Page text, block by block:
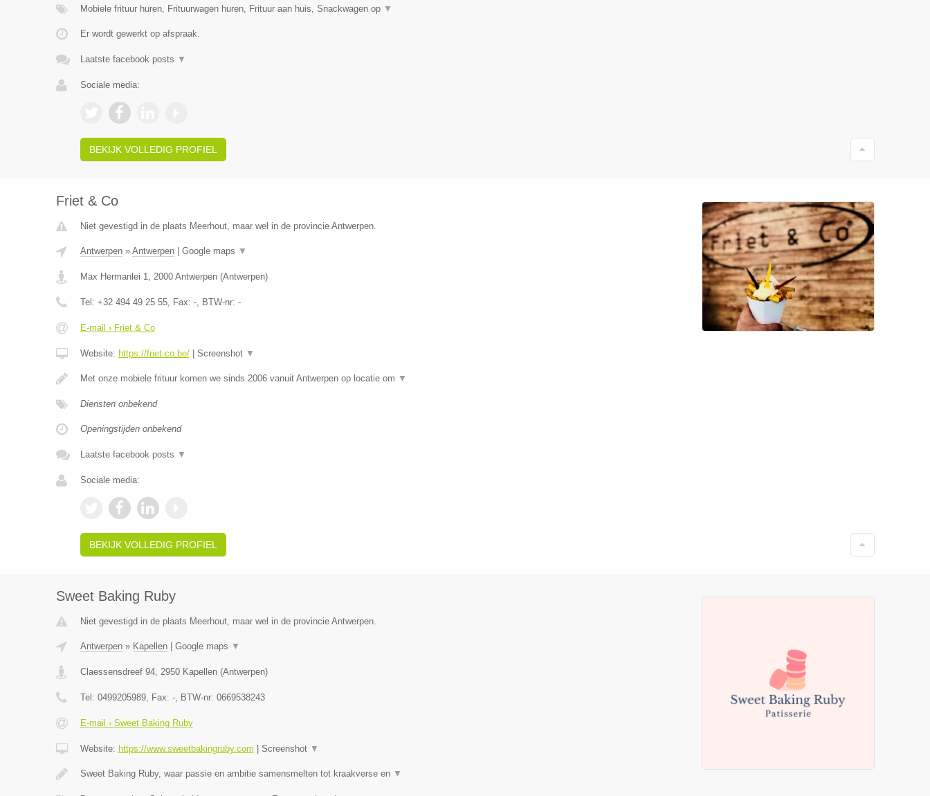
Mobiele frituur huren, Frituurwagen huren, Frituur aan huis, Snackwagen op ▼
Er wordt gewerkt op afspraak.
Laatste facebook posts ▼
Sociale media:
BEKIJK VOLLEDIG PROFIEL
Friet & Co
Niet gevestigd in de plaats Meerhout, maar wel in de provincie Antwerpen.
Antwerpen» Antwerpen| Google maps ▼
Max Hermanlei 1, 2000 Antwerpen(Antwerpen)
Tel: +32 494 49 25 55, Fax: -, BTW-nr: -
E-mail › Friet & Co
Website: https://friet-co.be/| Screenshot ▼
Met onze mobiele frituur komen we sinds 2006 vanuit Antwerpen op locatie om ▼
Diensten onbekend
Openingstijden onbekend
Laatste facebook posts ▼
Sociale media:
BEKIJK VOLLEDIG PROFIEL
Sweet Baking Ruby
Niet gevestigd in de plaats Meerhout, maar wel in de provincie Antwerpen.
Antwerpen» Kapellen| Google maps ▼
Claessensdreef 94, 2950 Kapellen(Antwerpen)
Tel: 0499205989, Fax: -, BTW-nr: 0669538243
E-mail › Sweet Baking Ruby
Website: https://www.sweetbakingruby.com Screenshot ▼
Sweet Baking Ruby, waar passie en ambitie samensmelten tot kraakverse en ▼